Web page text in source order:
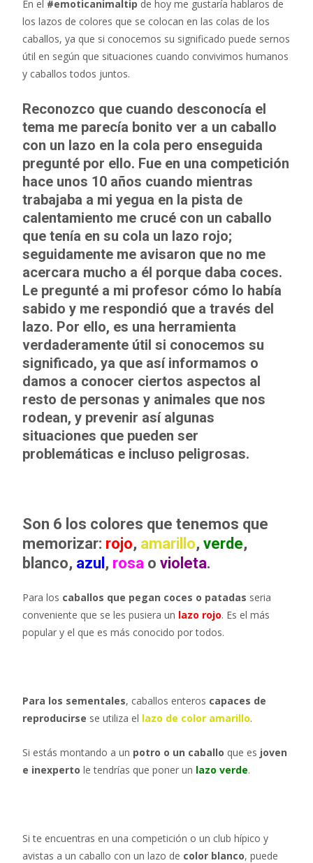
e
b
o
o
k
itt
er
at
s
A
p
p
En el #emoticanimaltip de hoy me gustaría hablaros de
los lazos de colores que se colocan en las colas de los
caballos, ya que si conocemos su significado puede sernos
útil en según que situaciones cuando convivimos humanos
y caballos todos juntos.
Reconozco que cuando desconocía el
tema me parecía bonito ver a un caballo
con un lazo en la cola pero enseguida
pregunté por ello. Fue en una competición
hace unos 10 años cuando mientras
trabajaba a mi yegua en la pista de
calentamiento me crucé con un caballo
que tenía en su cola un lazo rojo;
seguidamente me avisaron que no me
acercara mucho a él porque daba coces.
Le pregunté a mi profesor cómo lo había
sabido y me respondió que a través del
lazo. Por ello, es una herramienta
verdaderamente útil si conocemos su
significado, ya que así informamos o
damos a conocer ciertos aspectos al
resto de personas y animales que nos
rodean, y prevenir así algunas
situaciones que pueden ser
problemáticas e incluso peligrosas.
Son 6 los colores que tenemos que
memorizar: rojo, amarillo, verde,
blanco, azul , rosa o violeta.
Para los caballos que pegan coces o patadas seria
conveniente que se les pusiera un lazo rojo. Es el más
popular y el que es más conocido por todos.
Para los sementales, caballos enteros capaces de
reproducirse se utiliza el lazo de color amarillo.
Si estás montando a un potro o un caballo que es joven
e inexperto le tendrías que poner un lazo verde.
Si te encuentras en una competición o un club hípico y
avistas a un caballo con un lazo de color blanco, puede